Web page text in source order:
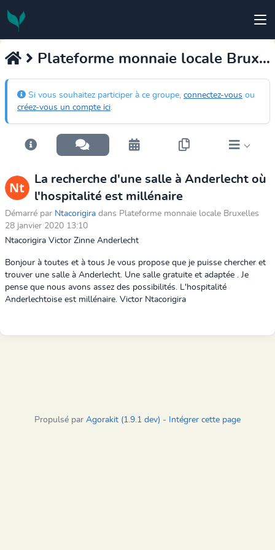
Plateforme monnaie locale Bruxelles
Si vous souhaitez participer à ce groupe, connectez-vous ou
créez-vous un compte ici.
La recherche d'une salle à Anderlecht où
l'hospitalité est millénaire
Démarré par Ntacorigira dans Plateforme monnaie locale Bruxelles
28 janvier 2020 13:10
Ntacorigira Victor Zinne Anderlecht
Bonjour à toutes et à tous Je vous propose que je puisse chercher et
trouver une salle à Anderlecht. Une salle gratuite et adaptée . Je
pense que nous avons assez des possibilités. L'hospitalité
Anderlechtoise est millénaire. Victor Ntacorigira
Propulsé par Agorakit (1.9.1 dev) - Intégrer cette page